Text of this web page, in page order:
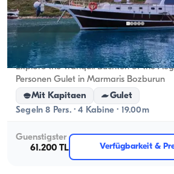
Marmaris, Muğla
Explore the Tranquil Buchten of the
Personen Gulet in Marmaris Bozburun
Mit Kapitaen
Gulet
Segeln 8 Pers. · 4 Kabine · 19.00m
Guenstigster
61.200 TL
Verfügbarkeit &